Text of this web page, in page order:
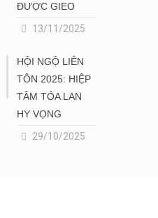
ĐƯỢC GIEO
13/11/2025
HỘI NGỘ LIÊN
TÔN 2025: HIỆP
TÂM TỎA LAN
HY VỌNG
29/10/2025